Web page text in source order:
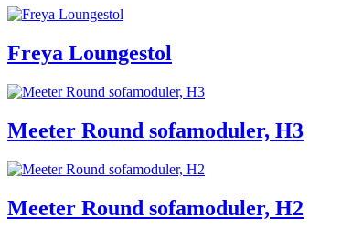
Freya Loungestol
Meeter Round sofamoduler, H3
Meeter Round sofamoduler, H2